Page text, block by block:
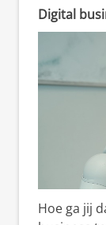
Digital
Hoe ga jij